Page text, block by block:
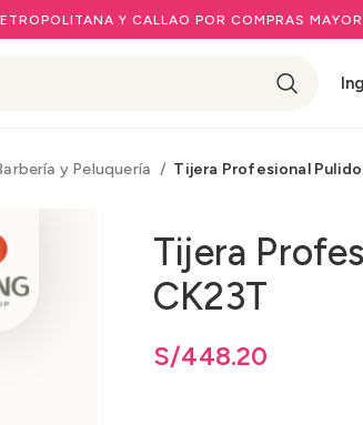
Y CALLAO POR COMPRAS
y Peluquería Tijera Profesional
Tijera
CK23T
S/448.20